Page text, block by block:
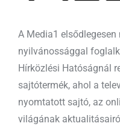
A Media1 elsődlegesen
nyilvánossággal
Hírközlési Hatóságnál
sajtótermék, ahol a
nyomtatott sajtó, az
világának